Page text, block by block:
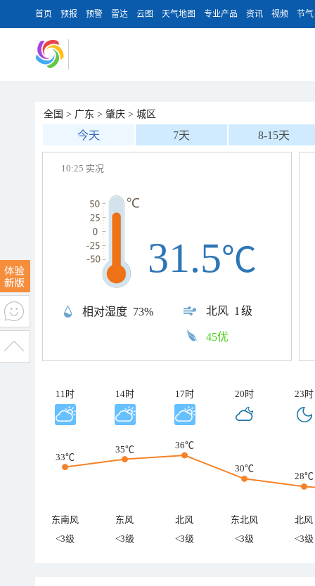
首页 预报 预警 雷达 云图 天气地图 专业产品 资讯 视频 节气
全国 > 广东 > 肇庆 > 城区
今天 7天 8-15天
10:25 实况
相对湿度 73% 北风 1级
31.5℃
45优
11时 14时 17时 20时 23时
33℃
35℃ 36℃
30℃
28℃
东南风 东风 北风 东北风
北风
<3级
<3级 <3级 <3级 <3级